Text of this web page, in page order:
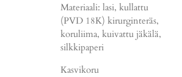
Materiaali: lasi, kullattu
(PVD 18K) kirurginteräs,
koruliima, kuivattu jäkälä,
silkkipaperi
Kasvikoru